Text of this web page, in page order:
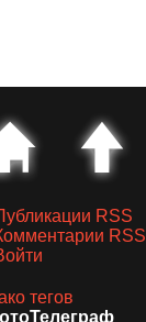
RSS
RSS
тегов